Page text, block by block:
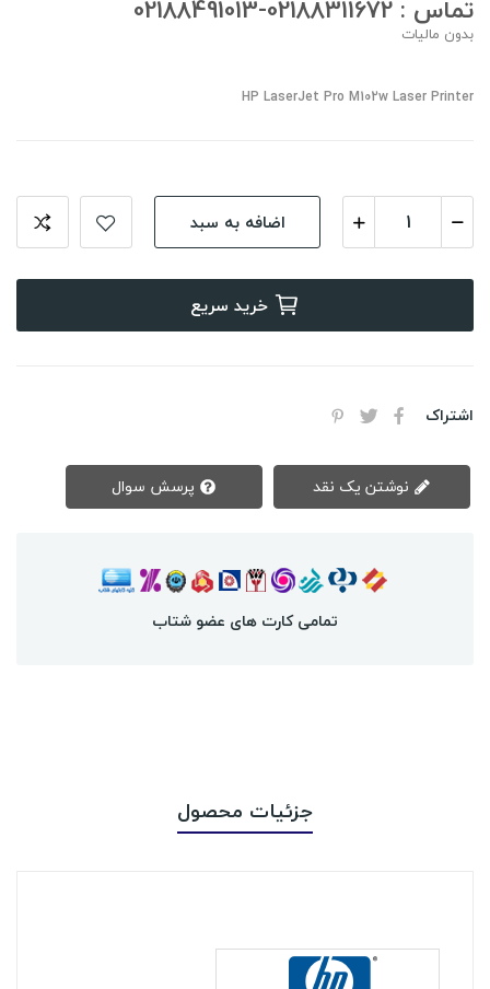
تماس : 02188311672-02188491013
بدون مالیات
HP LaserJet Pro M102w Laser Printer
اضافه به سبد
خرید سریع
اشتراک
تمامی کارت های عضو شتاب
جزئیات محصول